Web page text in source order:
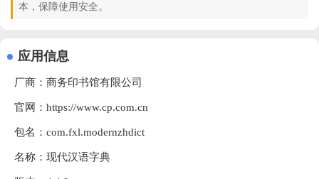
本，保障使用安全。
应用信息
厂商： 商务印书馆有限公司
官网： https://www.cp.com.cn
包名：com.fxl.modernzhdict
名称：现代汉语字典